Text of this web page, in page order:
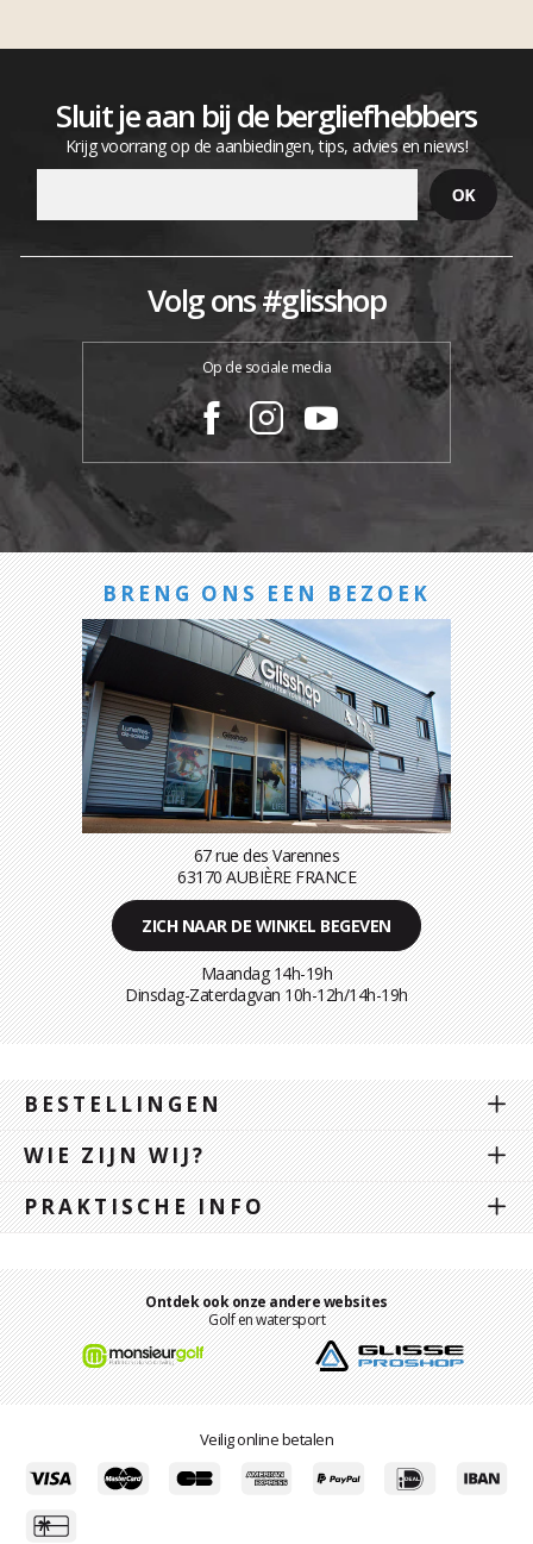
Sluit je aan bij de bergliefhebbers
Krijg voorrang op de aanbiedingen, tips, advies en niews!
Volg ons #glisshop
Op de sociale media
BRENG ONS EEN BEZOEK
67 rue des Varennes
63170 AUBIÈRE FRANCE
ZICH NAAR DE WINKEL BEGEVEN
Maandag 14h-19h
Dinsdag-Zaterdagvan 10h-12h/14h-19h
BESTELLINGEN
WIE ZIJN WIJ?
PRAKTISCHE INFO
Ontdek ook onze andere websites
Golf en watersport
Veilig online betalen